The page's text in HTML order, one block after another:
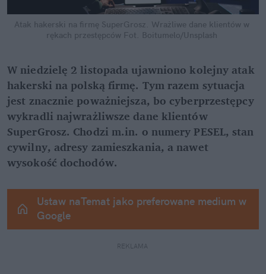
Atak hakerski na firmę SuperGrosz. Wrażliwe dane klientów w
rękach przestępców Fot. Boitumelo/Unsplash
W niedzielę 2 listopada ujawniono kolejny atak
hakerski na polską firmę. Tym razem sytuacja
jest znacznie poważniejsza, bo cyberprzestępcy
wykradli najwrażliwsze dane klientów
SuperGrosz. Chodzi m.in. o numery PESEL, stan
cywilny, adresy zamieszkania, a nawet
wysokość dochodów.
Ustaw naTemat jako preferowane medium w
Google
REKLAMA